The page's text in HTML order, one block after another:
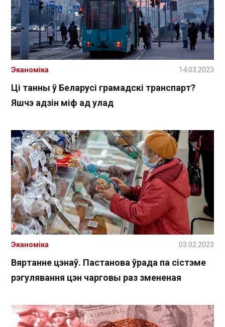
Ці танны ў Беларусі грамадскі транспарт?
Яшчэ адзін міф ад улад
Эканоміка 14.03.2023
Вяртанне цэнаў. Пастанова ўрада па сістэме
рэгулявання цэн чарговы раз змененая
Эканоміка 03.02.2023